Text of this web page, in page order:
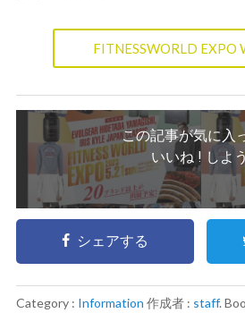
FITNESSWORLD EXPO
この記事が気に入
いいね ! しよ
シェアする
Category : Information 作成者 : staff.